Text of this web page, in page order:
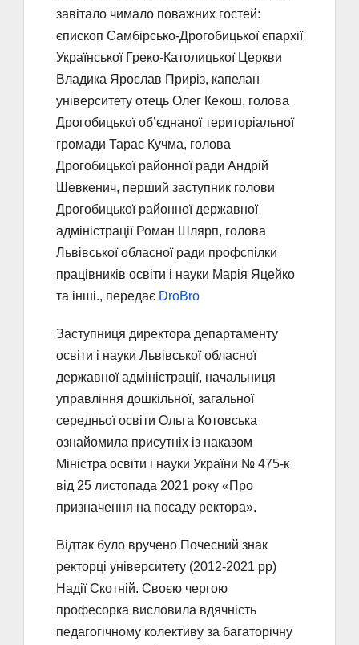
завітало чимало поважних гостей:
єпископ Самбірсько-Дрогобицької єпархії
Української Греко-Католицької Церкви
Владика Ярослав Приріз, капелан
університету отець Олег Кекош, голова
Дрогобицької об’єднаної територіальної
громади Тарас Кучма, голова
Дрогобицької районної ради Андрій
Шевкенич, перший заступник голови
Дрогобицької районної державної
адміністрації Роман Шлярп, голова
Львівської обласної ради профспілки
працівників освіти і науки Марія Яцейко
та інші., передає DroBro
Заступниця директора департаменту
освіти і науки Львівської обласної
державної адміністрації, начальниця
управління дошкільної, загальної
середньої освіти Ольга Котовська
ознайомила присутніх із наказом
Міністра освіти і науки України № 475-к
від 25 листопада 2021 року «Про
призначення на посаду ректора».
Відтак було вручено Почесний знак
ректорці університету (2012-2021 рр)
Надії Скотній. Своєю чергою
професорка висловила вдячність
педагогічному колективу за багаторічну